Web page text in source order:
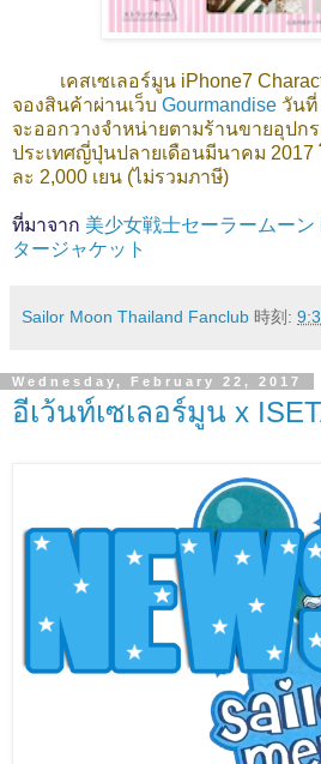
เคสเซเลอร์มูน iPhone7
จองสินค้าผ่านเว็บ Gourmandise วันที่
จะออกวางจำหน่ายตามร้านขายอุปก
ประเทศญี่ปุ่นปลายเดือนมีนาคม
ละ 2,000 เยน (ไม่รวมภาษี)
ที่มาจาก 美少女戦士セーラームー
タージャケット
Sailor Moon Thailand Fanclub 時刻:
Wednesday, February 22, 2017
อีเว้นท์เซเลอร์มูน x